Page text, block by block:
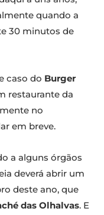
quando a
30 minutos de
caso do Burger
restaurante da
no
em breve.
a alguns órgãos
deverá abrir um
deste ano, que
das Olhalvas. E